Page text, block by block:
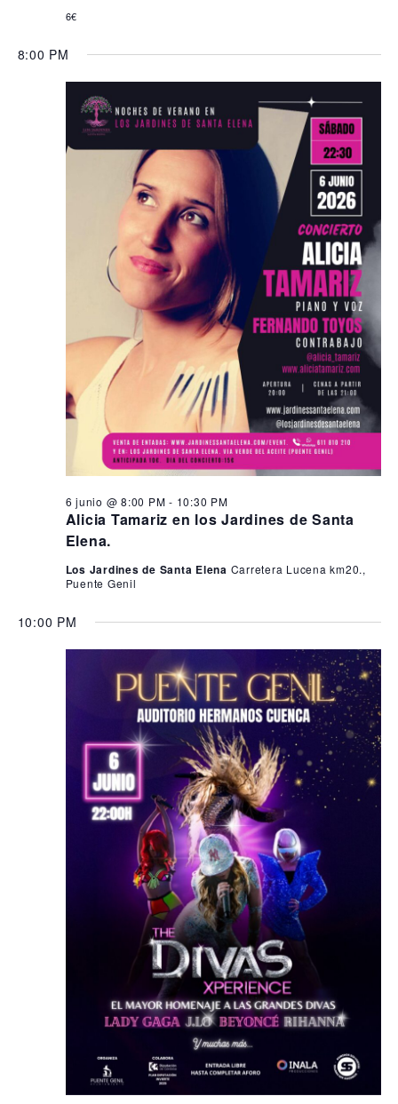
6€
8:00 PM
Alicia Tamariz en los Jardines de Santa
Elena.
6 junio @ 8:00 PM - 10:30 PM
Los Jardines de Santa Elena Carretera Lucena km20.,
Puente Genil
10:00 PM